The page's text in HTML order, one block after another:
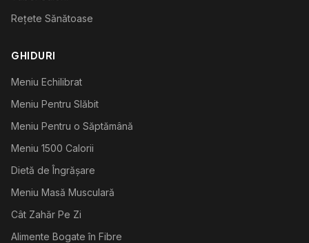
Rețete Sănătoase
GHIDURI
Meniu Echilibrat
Meniu Pentru Slăbit
Meniu Pentru o Săptămână
Meniu 1500 Calorii
Dietă de Îngrășare
Meniu Masă Musculară
Cât Zahăr Pe Zi
Alimente Bogate în Fibre